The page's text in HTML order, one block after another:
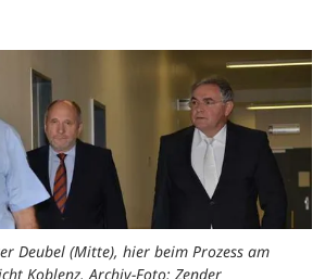
Deubel (Mitte), hier beim Prozess am
Koblenz. Archiv-Foto: Zender